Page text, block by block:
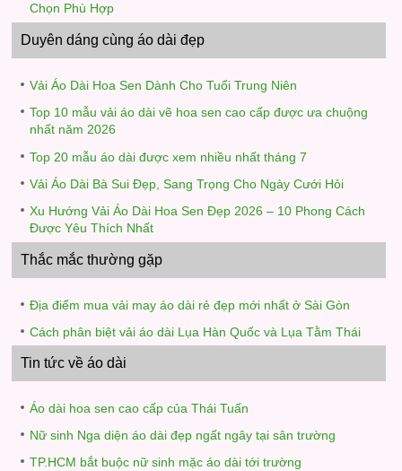
Chọn Phù Hợp
Duyên dáng cùng áo dài đẹp
Vải Áo Dài Hoa Sen Dành Cho Tuổi Trung Niên
Top 10 mẫu vải áo dài vẽ hoa sen cao cấp được ưa chuộng
nhất năm 2026
Top 20 mẫu áo dài được xem nhiều nhất tháng 7
Vải Áo Dài Bà Sui Đẹp, Sang Trọng Cho Ngày Cưới Hỏi
Xu Hướng Vải Áo Dài Hoa Sen Đẹp 2026 – 10 Phong Cách
Được Yêu Thích Nhất
Thắc mắc thường gặp
Địa điểm mua vải may áo dài rẻ đẹp mới nhất ở Sài Gòn
Cách phân biệt vải áo dài Lụa Hàn Quốc và Lụa Tằm Thái
Tin tức về áo dài
Áo dài hoa sen cao cấp của Thái Tuấn
Nữ sinh Nga diện áo dài đẹp ngất ngây tại sân trường
TP.HCM bắt buộc nữ sinh mặc áo dài tới trường